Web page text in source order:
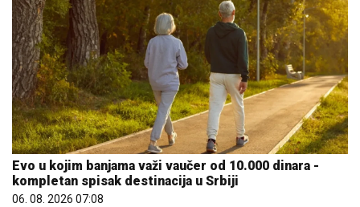
Evo u kojim banjama važi vaučer od 10.000 dinara -
kompletan spisak destinacija u Srbiji
06. 08. 2026 07:08